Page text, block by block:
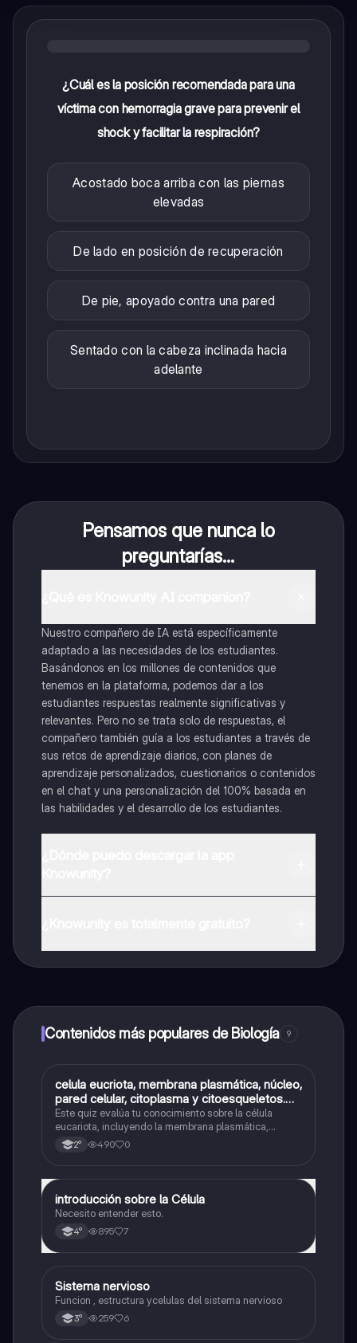
¿Cuál es la posición recomendada para una
víctima con hemorragia grave para prevenir el
shock y facilitar la respiración?
Acostado boca arriba con las piernas
elevadas
De lado en posición de recuperación
De pie, apoyado contra una pared
Sentado con la cabeza inclinada hacia
adelante
Pensamos que nunca lo
preguntarías...
Nuestro compañero de IA está específicamente
adaptado a las necesidades de los estudiantes.
Basándonos en los millones de contenidos que
tenemos en la plataforma, podemos dar a los
estudiantes respuestas realmente significativas y
relevantes. Pero no se trata solo de respuestas, el
compañero también guía a los estudiantes a través de
sus retos de aprendizaje diarios, con planes de
aprendizaje personalizados, cuestionarios o contenidos
en el chat y una personalización del 100% basada en
las habilidades y el desarrollo de los estudiantes.
a determinadas funciones.
Contenidos más populares de Biología 9
CBiología
celula eucriota, membrana plasmática, núcleo,
pared celular, citoplasma y citoesqueletos.
nombre se las partes de la celula eucariota
Este quiz evalúa tu conocimiento sobre la célula
eucariota, incluyendo la membrana plasmática,
núcleo, pared celular, citoplasma y citoesqueleto.
2° 490 0
Biología
introducción sobre la Célula
Necesito entender esto.
4° 895 7
Biología
Sistema nervioso
Funcion , estructura ycelulas del sistema nervioso
3° 259 6